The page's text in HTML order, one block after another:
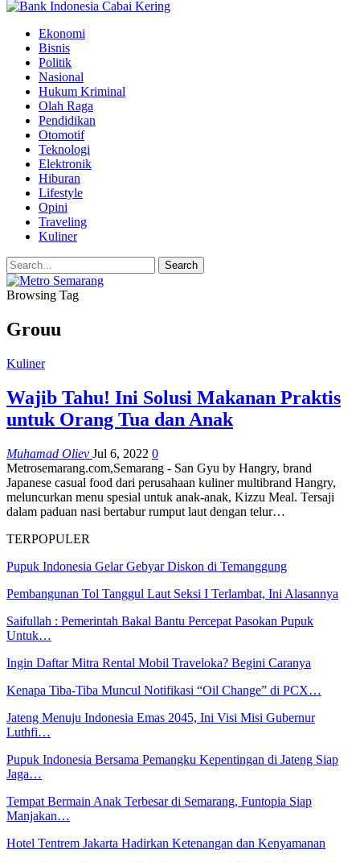
Ekonomi
Bisnis
Politik
Nasional
Hukum Kriminal
Olah Raga
Pendidikan
Otomotif
Teknologi
Elektronik
Hiburan
Lifestyle
Opini
Traveling
Kuliner
Browsing Tag
Grouu
Kuliner
Wajib Tahu! Ini Solusi Makanan Praktis
untuk Orang Tua dan Anak
Muhamad Oliev Jul 6, 2022 0
Metrosemarang.com,Semarang - San Gyu by Hangry, brand
Japanese casual food dari perusahaan kuliner multibrand Hangry,
meluncurkan menu spesial untuk anak-anak, Kizzu Meal. Tersaji
dalam paduan nasi bertabur rumput laut dengan telur…
TERPOPULER
Pupuk Indonesia Gelar Gebyar Diskon di Temanggung
Pembangunan Tol Tanggul Laut Seksi I Terlambat, Ini Alasannya
Saifullah : Pemerintah Bakal Bantu Percepat Pasokan Pupuk
Untuk…
Ingin Daftar Mitra Rental Mobil Traveloka? Begini Caranya
Kenapa Tiba-Tiba Muncul Notifikasi “Oil Change” di PCX…
Jateng Menuju Indonesia Emas 2045, Ini Visi Misi Gubernur
Luthfi…
Pupuk Indonesia Bersama Pemangku Kepentingan di Jateng Siap
Jaga…
Tempat Bermain Anak Terbesar di Semarang, Funtopia Siap
Manjakan…
Hotel Tentrem Jakarta Hadirkan Ketenangan dan Kenyamanan